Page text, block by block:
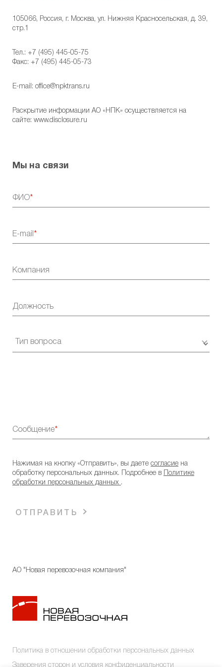
105066, Россия, г. Москва, ул. Нижняя Красносельская, д. 39,
стр.1
Тел.: +7 (495) 445-05-75
Факс: +7 (495) 445-05-73
E-mail: office@npktrans.ru
Раскрытие информации АО «НПК» осуществляется на
сайте: www.disclosure.ru
Мы на связи
ФИО
E-mail
Компания
Должность
Сообщение
Нажимая на кнопку «Отправить», вы даете согласие на
обработку персональных данных. Подробнее в
Политике
обработки персональных данных .
ОТПРАВИТЬ
АО "Новая перевозочная компания"
Политика в отношении обработки персональных данных
Заверения сторон и условия конфиденциальности
Предоставление копий документов
Общества